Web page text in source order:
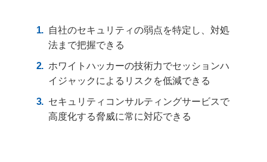
自社のセキュリティの弱点を特定し、対処
法まで把握できる
ホワイトハッカーの技術力でセッションハ
イジャックによるリスクを低減できる
セキュリティコンサルティングサービスで
高度化する脅威に常に対応できる